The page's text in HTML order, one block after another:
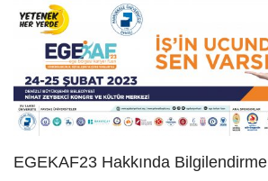
EGEKAF23 Hakkında Bilgilendirme